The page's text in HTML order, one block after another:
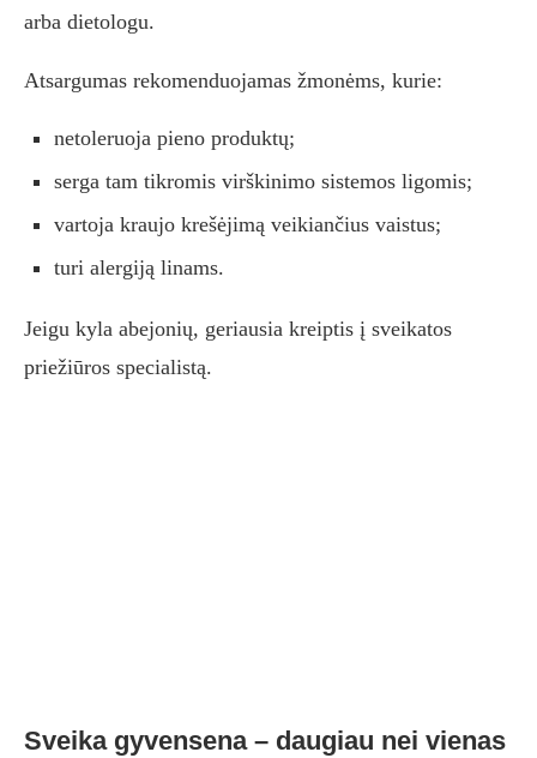
arba dietologu.
Atsargumas rekomenduojamas žmonėms, kurie:
netoleruoja pieno produktų;
serga tam tikromis virškinimo sistemos ligomis;
vartoja kraujo krešėjimą veikiančius vaistus;
turi alergiją linams.
Jeigu kyla abejonių, geriausia kreiptis į sveikatos
priežiūros specialistą.
Sveika gyvensena – daugiau nei vienas